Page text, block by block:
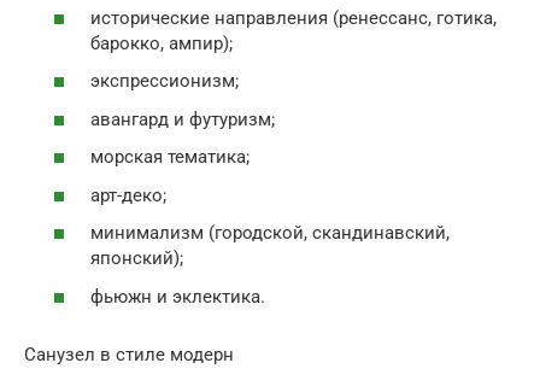
исторические направления (ренессанс, готика,
барокко, ампир);
экспрессионизм;
авангард и футуризм;
морская тематика;
арт-деко;
минимализм (городской, скандинавский,
японский);
фьюжн и эклектика.
Санузел в стиле модерн